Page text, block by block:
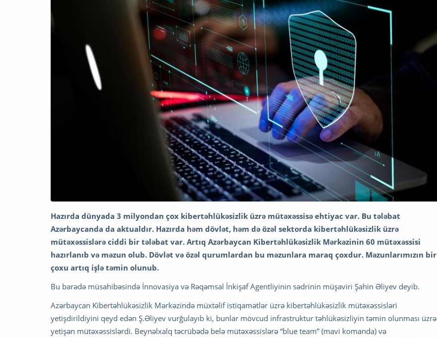
Hazırda dünyada 3 milyondan çox kibertəhlükəsizlik üzrə mütəxəssisə ehtiyac var. Bu tələbat
Azərbaycanda da aktualdır. Hazırda həm dövlət, həm də özəl sektorda kibertəhlükəsizlik üzrə
mütəxəssislərə ciddi bir tələbat var. Artıq Azərbaycan Kibertəhlükəsizlik Mərkəzinin 60 mütəxəssisi
hazırlanıb və məzun olub. Dövlət və özəl qurumlardan bu məzunlara maraq çoxdur. Məzunlarımızın bir
çoxu artıq işlə təmin olunub.
Bu barədə müsahibəsində İnnovasiya və Rəqəmsal İnkişaf Agentliyinin sədrinin müşaviri Şahin Əliyev deyib.
Azərbaycan Kibertəhlükəsizlik Mərkəzində müxtəlif istiqamətlər üzrə kibertəhlükəsizlik mütəxəssisləri
yetişdirildiyini qeyd edən Ş.Əliyev vurğulayıb ki, bunlar mövcud infrastruktur təhlükəsizliyin təmin olunması üzrə
yetişən mütəxəssislərdi. Beynəlxalq təcrübədə belə mütəxəssislərə “blue team” (mavi komanda) və